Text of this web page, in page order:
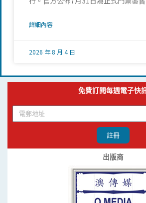
詳細內容
2026 年 8 月 4 日
免費訂閱每週電子快
註冊
出版商